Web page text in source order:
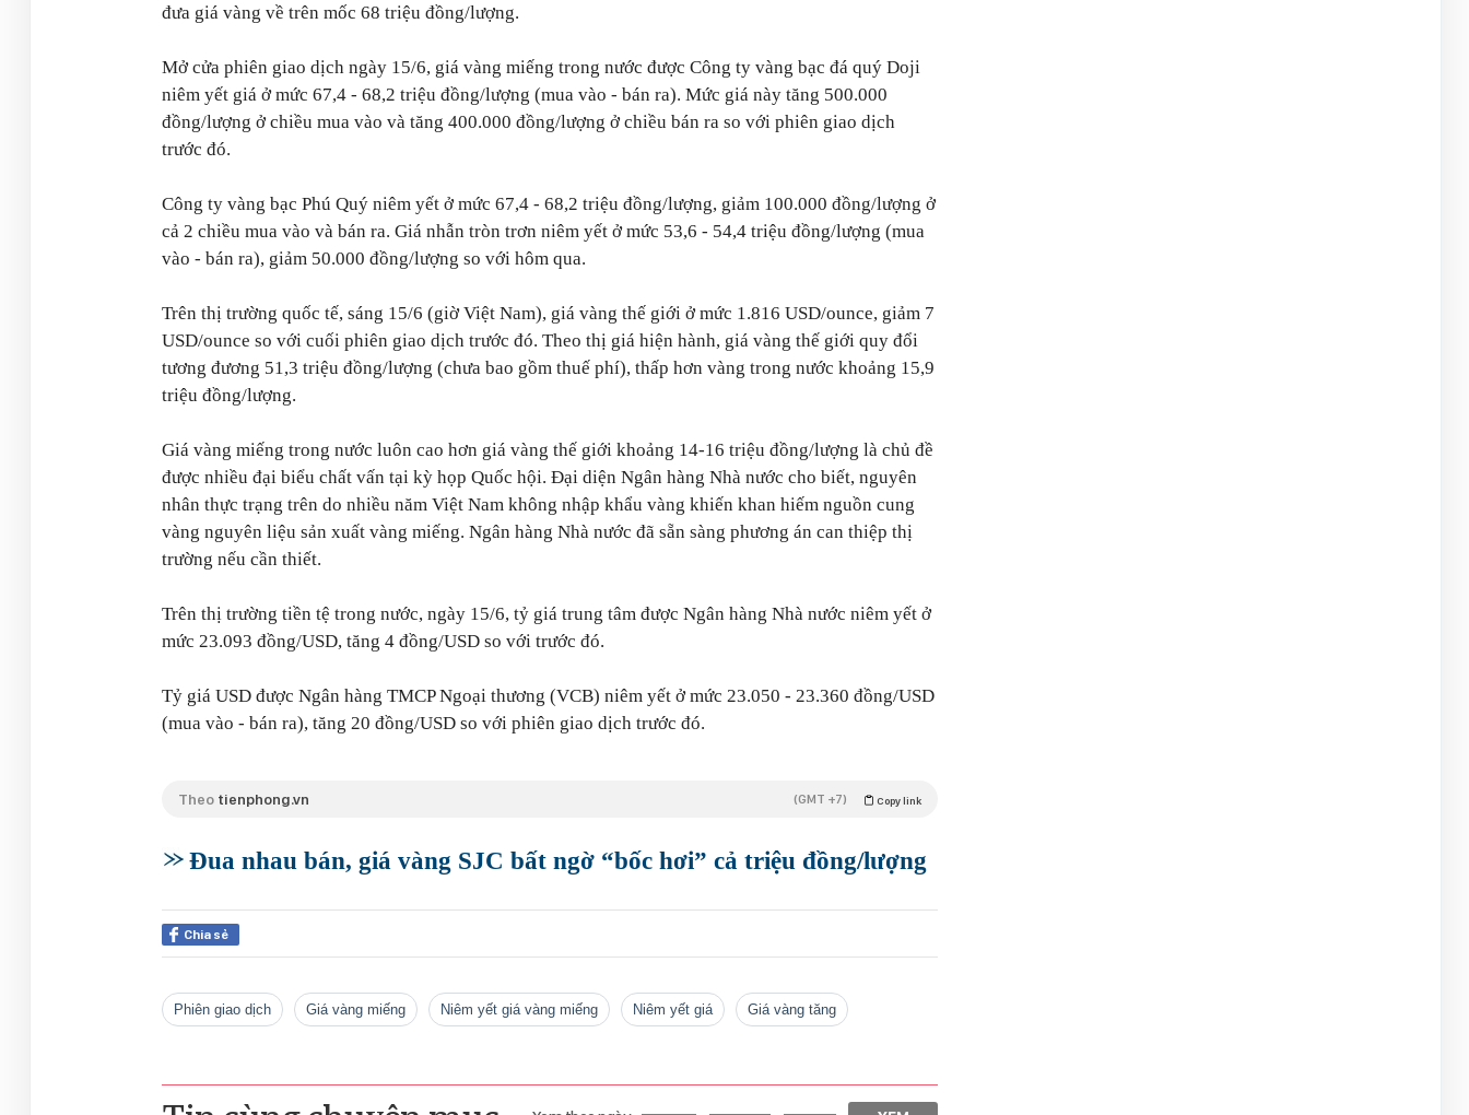
đưa giá vàng về trên mốc 68 triệu đồng/lượng.
Mở cửa phiên giao dịch ngày 15/6, giá vàng miếng trong nước được Công ty vàng bạc đá quý Doji
niêm yết giá ở mức 67,4 - 68,2 triệu đồng/lượng (mua vào - bán ra). Mức giá này tăng 500.000
đồng/lượng ở chiều mua vào và tăng 400.000 đồng/lượng ở chiều bán ra so với phiên giao dịch
trước đó.
Công ty vàng bạc Phú Quý niêm yết ở mức 67,4 - 68,2 triệu đồng/lượng, giảm 100.000 đồng/lượng ở
cả 2 chiều mua vào và bán ra. Giá nhẫn tròn trơn niêm yết ở mức 53,6 - 54,4 triệu đồng/lượng (mua
vào - bán ra), giảm 50.000 đồng/lượng so với hôm qua.
Trên thị trường quốc tế, sáng 15/6 (giờ Việt Nam), giá vàng thế giới ở mức 1.816 USD/ounce, giảm 7
USD/ounce so với cuối phiên giao dịch trước đó. Theo thị giá hiện hành, giá vàng thế giới quy đổi
tương đương 51,3 triệu đồng/lượng (chưa bao gồm thuế phí), thấp hơn vàng trong nước khoảng 15,9
triệu đồng/lượng.
Giá vàng miếng trong nước luôn cao hơn giá vàng thế giới khoảng 14-16 triệu đồng/lượng là chủ đề
được nhiều đại biểu chất vấn tại kỳ họp Quốc hội. Đại diện Ngân hàng Nhà nước cho biết, nguyên
nhân thực trạng trên do nhiều năm Việt Nam không nhập khẩu vàng khiến khan hiếm nguồn cung
vàng nguyên liệu sản xuất vàng miếng. Ngân hàng Nhà nước đã sẵn sàng phương án can thiệp thị
trường nếu cần thiết.
Trên thị trường tiền tệ trong nước, ngày 15/6, tỷ giá trung tâm được Ngân hàng Nhà nước niêm yết ở
mức 23.093 đồng/USD, tăng 4 đồng/USD so với trước đó.
Tỷ giá USD được Ngân hàng TMCP Ngoại thương (VCB) niêm yết ở mức 23.050 - 23.360 đồng/USD
(mua vào - bán ra), tăng 20 đồng/USD so với phiên giao dịch trước đó.
Theo tienphong.vn Copy link
(GMT +7)
Đua nhau bán, giá vàng SJC bất ngờ “bốc hơi” cả triệu đồng/lượng
Chia sẻ
phiên giao dịch giá vàng miếng niêm yết giá vàng miếng niêm yết giá giá vàng tăng